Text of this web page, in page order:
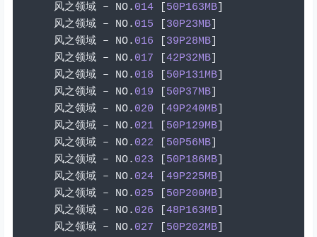
风之领域
– NO. 014 50P163MB]
风之领域
– NO. 015 30P23MB]
风之领域
– NO. 016 39P28MB]
风之领域
– NO. 017 42P32MB]
风之领域
– NO. 018 50P131MB]
风之领域
– NO. 019 50P37MB]
风之领域
– NO. 020 49P240MB]
风之领域
– NO. 021 50P129MB]
风之领域
– NO. 022 50P56MB]
风之领域
– NO. 023 50P186MB]
风之领域
– NO. 024 49P225MB]
风之领域
– NO. 025 50P200MB]
风之领域
– NO. 026 48P163MB]
风之领域
– NO. 027 50P202MB]